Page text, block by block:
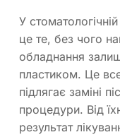
У
це те, без чого
обладнання
пластиком. Це
підлягає заміні
процедури. Від
результат